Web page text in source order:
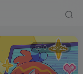
0 22